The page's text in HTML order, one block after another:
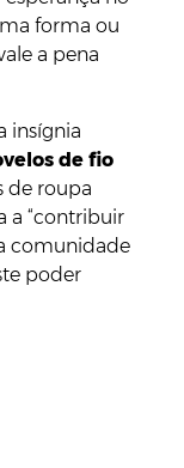
forma ou
a pena
insígnia
de fio
de roupa
a “contribuir
comunidade
poder